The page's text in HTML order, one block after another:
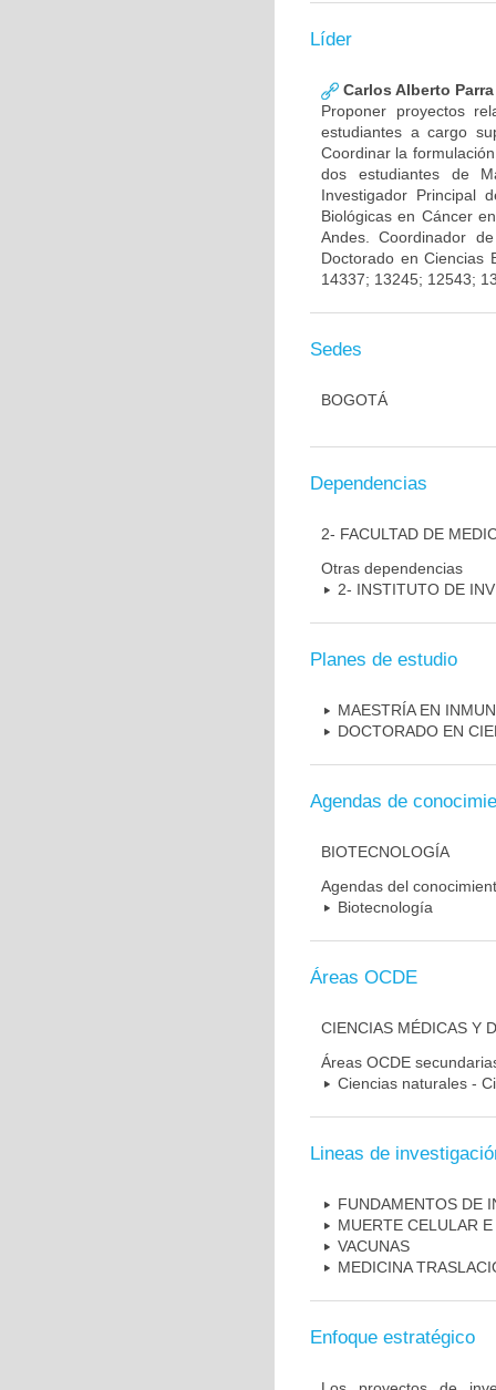
Líder
Carlos Alberto
Proponer proyectos
estudiantes a cargo
Coordinar la
dos estudiantes de
Investigador Principal
Biológicas en Cáncer
Andes. Coordinador
Doctorado en Ciencias
14337; 13245; 12543;
Sedes
BOGOTÁ
Dependencias
2- FACULTAD DE
Otras dependencias
2- INSTITUTO DE
Planes de estudio
MAESTRÍA EN
DOCTORADO EN
Agendas de
BIOTECNOLOGÍA
Agendas del
Biotecnología
Áreas OCDE
CIENCIAS MÉDICAS Y
Áreas OCDE
Ciencias naturales -
Lineas de
FUNDAMENTOS DE
MUERTE CELULAR
VACUNAS
MEDICINA
Enfoque estratégico